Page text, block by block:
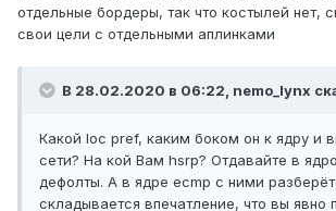
отдельные бордеры, так что костылей нет,
свои цели с отдельными аплинками
В 28.02.2020 в 06:22, nemo_lynx
Какой loc pref, каким боком он к ядру и
сети? На кой Вам hsrp? Отдавайте в
дефолты. А в ядре ecmp с ними
складывается впечатление, что вы явно